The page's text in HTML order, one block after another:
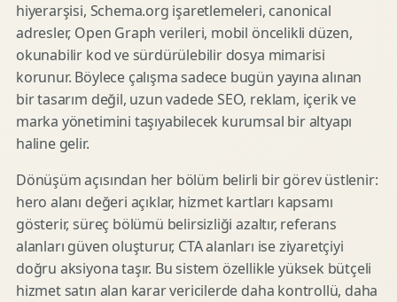
hiyerarşisi, Schema.org işaretlemeleri, canonical
adresler, Open Graph verileri, mobil öncelikli düzen,
okunabilir kod ve sürdürülebilir dosya mimarisi
korunur. Böylece çalışma sadece bugün yayına alınan
bir tasarım değil, uzun vadede SEO, reklam, içerik ve
marka yönetimini taşıyabilecek kurumsal bir altyapı
haline gelir.
Dönüşüm açısından her bölüm belirli bir görev üstlenir:
hero alanı değeri açıklar, hizmet kartları kapsamı
gösterir, süreç bölümü belirsizliği azaltır, referans
alanları güven oluşturur, CTA alanları ise ziyaretçiyi
doğru aksiyona taşır. Bu sistem özellikle yüksek bütçeli
hizmet satın alan karar vericilerde daha kontrollü, daha